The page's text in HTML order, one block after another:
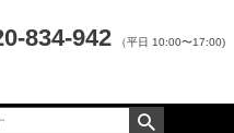
834-942 （平日 10:00〜17:00)